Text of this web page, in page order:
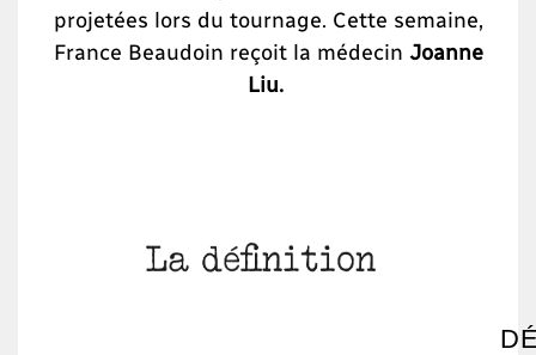
projetées lors du tournage. Cette semaine,
France Beaudoin reçoit la médecin Joanne
Liu.